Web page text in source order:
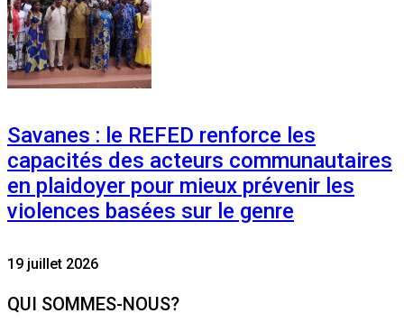
Savanes : le REFED renforce les
capacités des acteurs communautaires
en plaidoyer pour mieux prévenir les
violences basées sur le genre
19 juillet 2026
QUI SOMMES-NOUS?